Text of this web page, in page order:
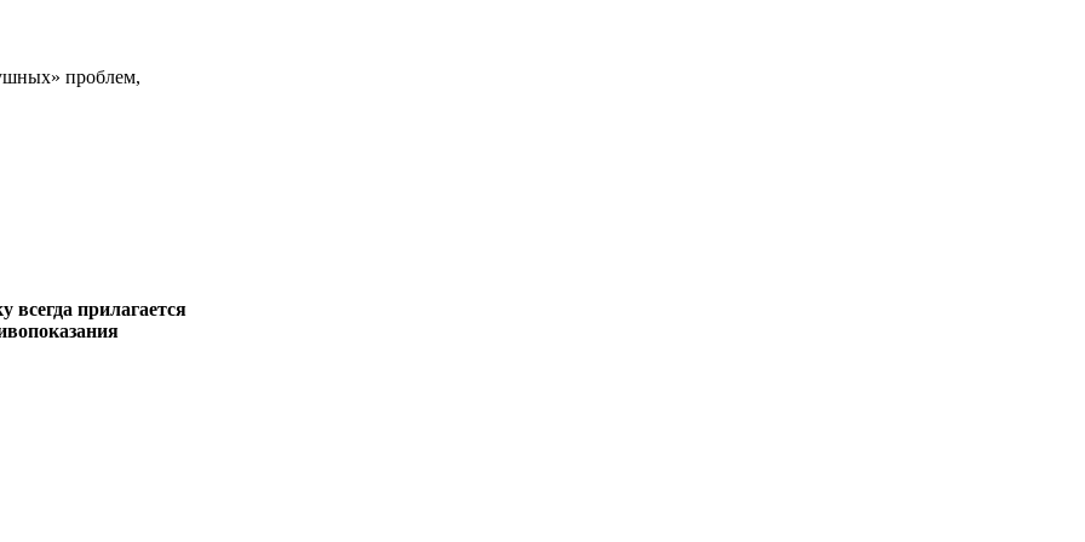
проблем,
всегда прилагается